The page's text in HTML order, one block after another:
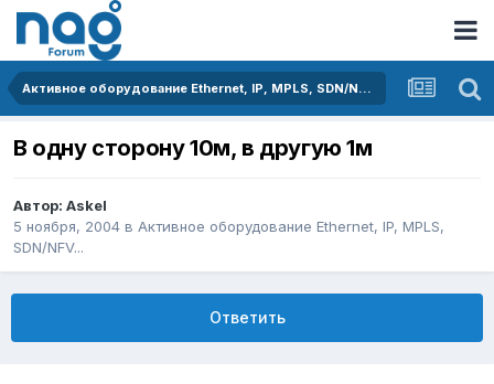
Активное оборудование Ethernet, IP, MPLS, SDN/NFV...
В одну сторону 10м, в другую 1м
Автор: Askel
5 ноября, 2004 в Активное оборудование Ethernet, IP, MPLS,
SDN/NFV...
Ответить